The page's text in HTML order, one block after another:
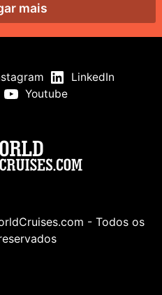
mais
LinkedIn
Youtube
- Todos os